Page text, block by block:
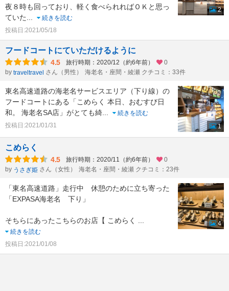
夜８時も回っており、軽く食べられればＯＫと思っ
ていた...
続きを読む
投稿日:2021/05/18
2
フードコートにていただけるように
4.5 旅行時期：2020/12（約6年前）
0
by traveltravel さん（男性） 海老名・座間・綾瀬 クチコミ：33件
東名高速道路の海老名サービスエリア（下り線）の
フードコートにある「こめらく 本日、おむすび日
和。 海老名SA店」がとても綺...
続きを読む
投稿日:2021/01/31
1
こめらく
4.5 旅行時期：2020/11（約6年前）
0
by うさぎ姫 さん（女性） 海老名・座間・綾瀬 クチコミ：23件
「東名高速道路」走行中 休憩のために立ち寄った
「EXPASA海老名 下り」
そちらにあったこちらのお店【 こめらく ...
続きを読む
投稿日:2021/01/08
4